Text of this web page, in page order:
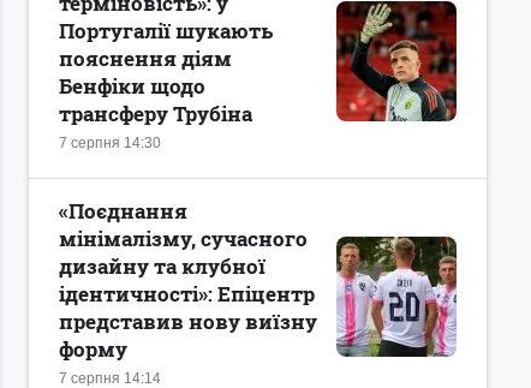
7 серпня 14:30
Португалії шукають
пояснення діям
Бенфіки щодо
трансферу Трубіна
7 серпня 14:14
«Поєднання
мінімалізму, сучасного
дизайну та клубної
ідентичності»: Епіцентр
представив нову виїзну
форму